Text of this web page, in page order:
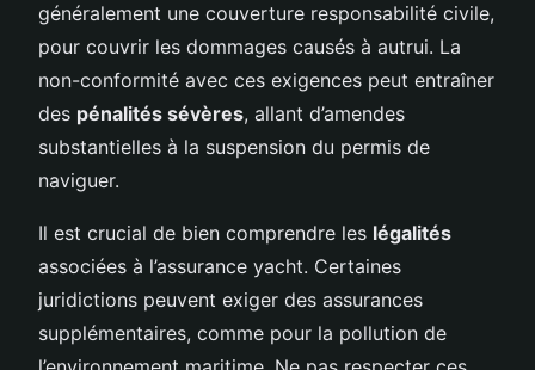
généralement une couverture responsabilité civile,
pour couvrir les dommages causés à autrui. La
non-conformité avec ces exigences peut entraîner
des pénalités sévères, allant d’amendes
substantielles à la suspension du permis de
naviguer.
Il est crucial de bien comprendre les légalités
associées à l’assurance yacht. Certaines
juridictions peuvent exiger des assurances
supplémentaires, comme pour la pollution de